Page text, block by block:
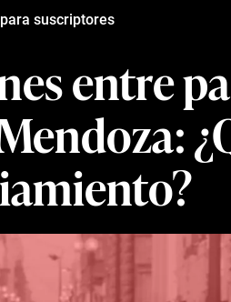
suscriptores
entre